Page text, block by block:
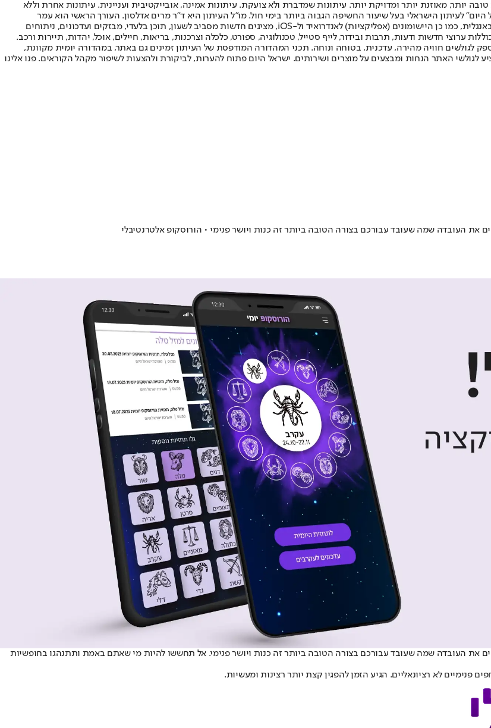
יותר, מאוזנת יותר ומדויקת יותר. עיתונות שמדברת ולא צועקת. עיתונות אמינה, אובייקטיבית ועניינית. עיתונות אחרת וללא
הראשונה פורסמה ב-30 ביולי 2007, וב-2010 הפך "ישראל היום" לעיתון הישראלי בעל שיעור החשיפה הגבוה ביותר בימי חול. מו"ל העיתון היא ד"ר מרים אדלסון. העורך הראשי הוא עמר
לחמנוביץ, והעורך המייסד הוא עמוס רגב. אתרי האינטרנט של "ישראל היום" בעברית ובאנגלית, כמו כן היישומונים (אפליקציות) לאנדרואיד ול-iOS, מציגים חדשות מסביב לשעון, תוכן בלעדי, מבזקים ועדכונים, ניתוחים
ערוצי חדשות ודעות, תרבות ובידור, לייף סטייל, טכנולוגיה, ספורט, כלכלה וצרכנות, בריאות, חיילים, אוכל, יהדות, תיירות ורכב.
לספק לגולשים חוויה מהירה, עדכנית, בטוחה ונוחה. תכני המהדורה המודפסת של העיתון זמינים גם באתר, במהדורה יומית מקוונת,
לגולשי האתר הנחות ומבצעים על מוצרים ושירותים. ישראל היום פתוח להערות, לביקורת ולהצעות לשיפור מקהל הקוראים. פנו אלינו
את העובדה שמה שעובד עבורכם בצורה הטובה ביותר זה כנות ויושר פנימי • הורוסקופ אלטרנטיבלי
את העובדה שמה שעובד עבורכם בצורה הטובה ביותר זה כנות ויושר פנימי. אל תחששו להיות מי שאתם באמת ותתנהגו בחופשיות
לא רציונאליים. הגיע הזמן להפגין קצת יותר רצינות ומעשיות.